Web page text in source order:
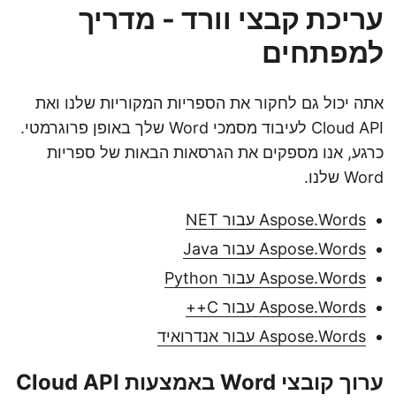
עריכת קבצי וורד - מדריך
למפתחים
אתה יכול גם לחקור את הספריות המקוריות שלנו ואת
Cloud API לעיבוד מסמכי Word שלך באופן פרוגרמטי.
כרגע, אנו מספקים את הגרסאות הבאות של ספריות
Word שלנו.
Aspose.Words עבור NET
Aspose.Words עבור Java
Aspose.Words עבור Python
Aspose.Words עבור C++
Aspose.Words עבור אנדרואיד
ערוך קובצי Word באמצעות Cloud API